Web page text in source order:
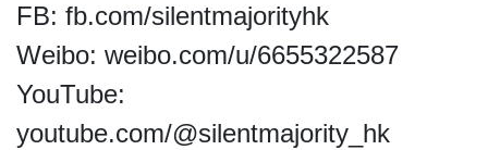
FB: fb.com/silentmajorityhk
Weibo: weibo.com/u/6655322587
YouTube:
youtube.com/@silentmajority_hk